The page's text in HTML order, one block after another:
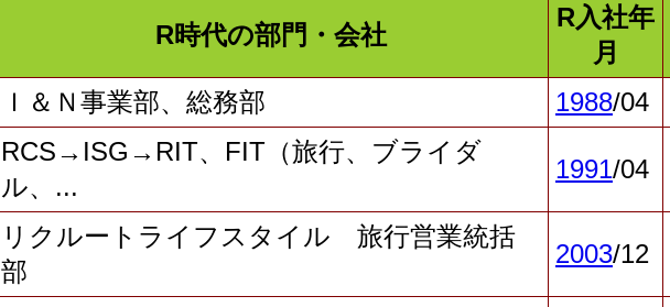
R時代の部門・会社
R入社年
月
Ｉ＆Ｎ事業部、総務部 1988/04
RCS→ISG→RIT、FIT（旅行、ブライダ
ル、...
1991/04
リクルートライフスタイル 旅行営業統括
部
2003/12